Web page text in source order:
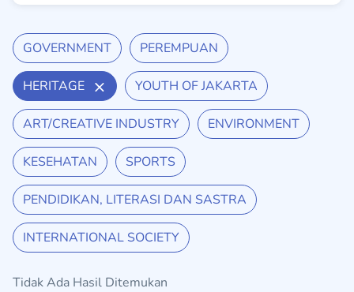
GOVERNMENT PEREMPUAN
HERITAGE YOUTH OF JAKARTA
ART/CREATIVE INDUSTRY ENVIRONMENT
KESEHATAN SPORTS
PENDIDIKAN, LITERASI DAN SASTRA
INTERNATIONAL SOCIETY
Tidak Ada Hasil Ditemukan